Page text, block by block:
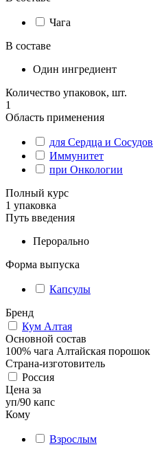
Чага
В составе
Один ингредиент
Количество упаковок, шт.
1
Область применения
для Сердца и Сосудов
Иммунитет
при Онкологии
Полный курс
1 упаковка
Путь введения
Перорально
Форма выпуска
Капсулы
Бренд
Кум Алтая
Основной состав
100% чага Алтайская порошок
Страна-изготовитель
Россия
Цена за
уп/90 капс
Кому
Взрослым